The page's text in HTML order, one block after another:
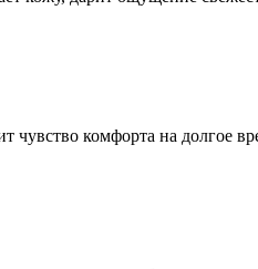
чувство комфорта на долгое